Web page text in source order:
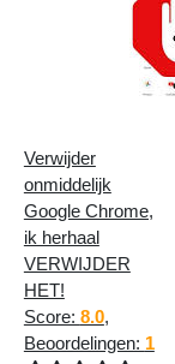
Verwijder
onmiddelijk
Google Chrome,
ik herhaal
VERWIJDER
HET!
Score: 8.0,
Beoordelingen: 1